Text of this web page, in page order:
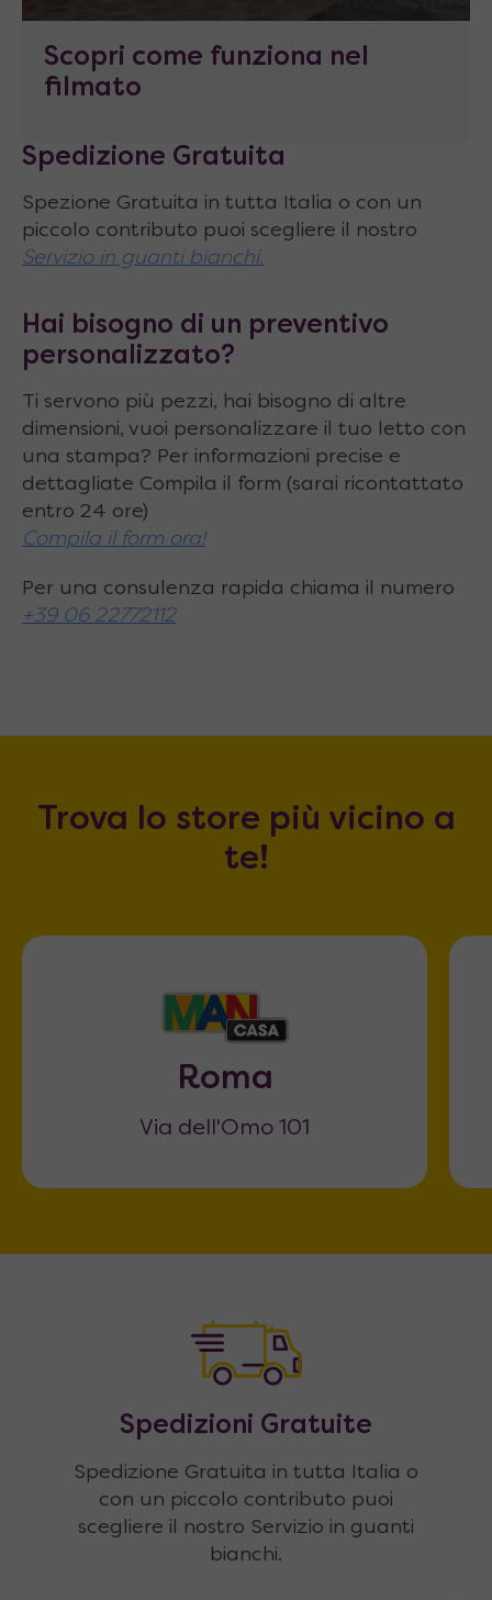
Scopri come funziona nel
filmato
Spedizione Gratuita
Spezione Gratuita in tutta Italia o con un
piccolo contributo puoi scegliere il nostro
Servizio in guanti bianchi.
Hai bisogno di un preventivo
personalizzato?
Ti servono più pezzi, hai bisogno di altre
dimensioni, vuoi personalizzare il tuo letto con
una stampa? Per informazioni precise e
dettagliate Compila il form (sarai ricontattato
entro 24 ore)
Compila il form ora!
Per una consulenza rapida chiama il numero
+39 06 22772112
Trova lo store più vicino a
te!
Roma
Via dell'Omo 101
Spedizioni Gratuite
Spedizione Gratuita in tutta Italia o
con un piccolo contributo puoi
scegliere il nostro Servizio in guanti
bianchi.